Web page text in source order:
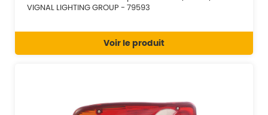
VIGNAL LIGHTING GROUP - 79593
Voir le produit